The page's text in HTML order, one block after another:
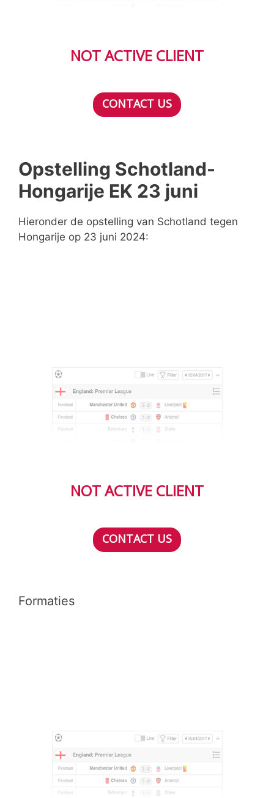
NOT ACTIVE CLIENT
CONTACT US
Opstelling Schotland-
Hongarije EK 23 juni
Hieronder de opstelling van Schotland tegen
Hongarije op 23 juni 2024:
NOT ACTIVE CLIENT
CONTACT US
Formaties